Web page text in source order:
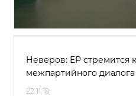
Неверов: ЕР стремится
межпартийного диалога
22.11.18